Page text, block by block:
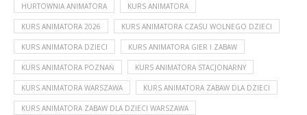
HURTOWNIA ANIMATORA KURS ANIMATORA
KURS ANIMATORA 2026 KURS ANIMATORA CZASU WOLNEGO DZIECI
KURS ANIMATORA DZIECI KURS ANIMATORA GIER I ZABAW
KURS ANIMATORA POZNAŃ KURS ANIMATORA STACJONARNY
KURS ANIMATORA WARSZAWA KURS ANIMATORA ZABAW DLA DZIECI
KURS ANIMATORA ZABAW DLA DZIECI WARSZAWA